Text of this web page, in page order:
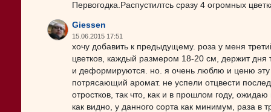
Первогодка.Распустилтсь сразу 4 огромных
Giessen
15.06.2015 17:51
хочу добавить к предыдущему. роза у меня
цветков, каждый размером 18-20 см, держит дня
и деформируются. но. я очень люблю и ценю
потрясающий аромат. не успели отцвести
отростков, так что, как и в прошлом году,
как видно, у данного сорта как минимум, раза